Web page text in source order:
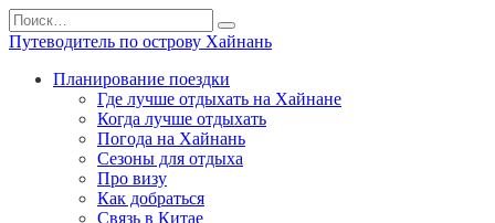
Перейти
к
содержанию
Search
for:
Путеводитель по острову Хайнань
Планирование поездки
Где лучше отдыхать на Хайнане
Когда лучше отдыхать
Погода на Хайнань
Сезоны для отдыха
Про визу
Как добраться
Связь в Китае